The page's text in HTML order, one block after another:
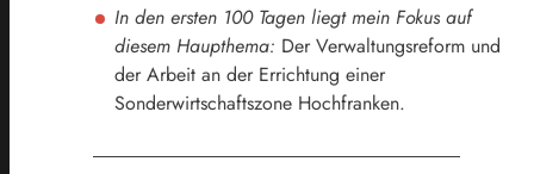
In den ersten 100 Tagen liegt mein Fokus auf
diesem Haupthema: Der Verwaltungsreform und
der Arbeit an der Errichtung einer
Sonderwirtschaftszone Hochfranken.